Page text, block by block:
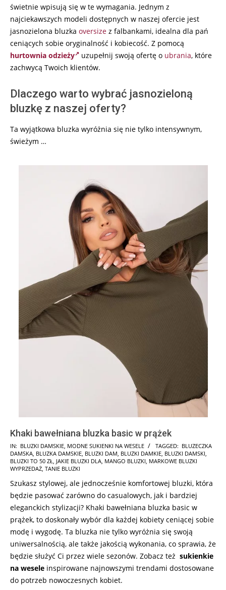
świetnie wpisują się w te wymagania. Jednym z
najciekawszych modeli dostępnych w naszej ofercie jest
jasnozielona bluzka oversize z falbankami, idealna dla pań
ceniących sobie oryginalność i kobiecość. Z pomocą
hurtownia odzieży
uzupełnij swoją ofertę o ubrania, które
zachwycą Twoich klientów.
Dlaczego warto wybrać jasnozieloną
bluzkę z naszej oferty?
Ta wyjątkowa bluzka wyróżnia się nie tylko intensywnym,
świeżym …
Khaki bawełniana bluzka basic w prążek
2024-
07-
15
IN: BLUZKI DAMSKIE, MODNE SUKIENKI NA WESELE TAGGED: BLUZECZKA
DAMSKA, BLUZKA DAMSKIE, BLUZKI DAM, BLUZKI DAMKIE, BLUZKI DAMSKI,
BLUZKI TO 50 ZŁ, JAKIE BLUZKI DLA, MANGO BLUZKI, MARKOWE BLUZKI
WYPRZEDAŻ, TANIE BLUZKI
Szukasz stylowej, ale jednocześnie komfortowej bluzki, która
będzie pasować zarówno do casualowych, jak i bardziej
eleganckich stylizacji? Khaki bawełniana bluzka basic w
prążek, to doskonały wybór dla każdej kobiety ceniącej sobie
modę i wygodę. Ta bluzka nie tylko wyróżnia się swoją
uniwersalnością, ale także jakością wykonania, co sprawia, że
będzie służyć Ci przez wiele sezonów. Zobacz też sukienkie
na wesele inspirowane najnowszymi trendami dostosowane
do potrzeb nowoczesnych kobiet.